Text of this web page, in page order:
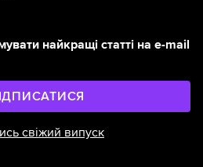
найкращі статті на e-mail
свіжий випуск